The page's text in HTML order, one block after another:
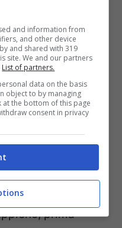
destinazione da
di maggio,
e condizioni
e mare.
e
ideale andarci a
prima
and information from
and other device
and shared with 319
site. We and our partners
List of partners.
data on the basis
object to by managing
the bottom of this page
consent in privacy